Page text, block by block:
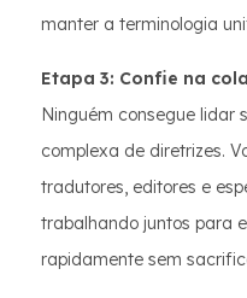
manter a terminologia
Etapa 3: Confie na
Ninguém consegue lidar
complexa de diretrizes.
tradutores, editores e
trabalhando juntos para
rapidamente sem